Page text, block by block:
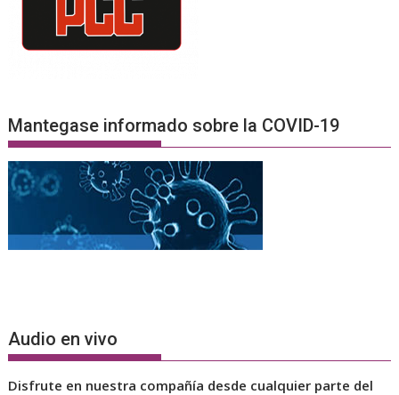
Mantegase informado sobre la COVID-19
Audio en vivo
Disfrute en nuestra compañía desde cualquier parte del